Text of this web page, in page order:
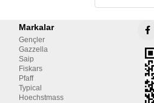
Markalar
Gençler
Gazzella
Saip
Fiskars
Pfaff
Typical
Hoechstmass